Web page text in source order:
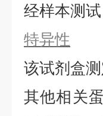
经样本测
特异性
该试剂盒
其他相关